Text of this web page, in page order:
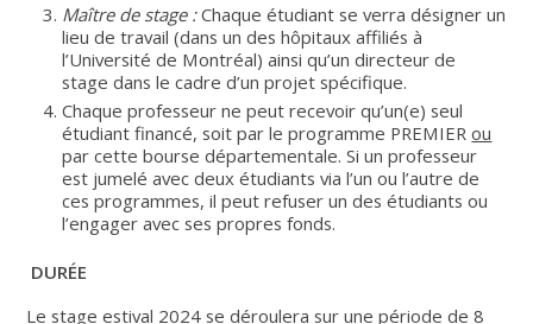
Maître de stage :Chaque étudiant se verra désigner un
lieu de travail (dans un des hôpitaux affiliés à
l’Université de Montréal) ainsi qu’un directeur de
stage dans le cadre d’un projet spécifique.
Chaque professeur ne peut recevoir qu’un(e) seul
étudiant financé, soit par le programme PREMIERou
par cette bourse départementale. Si un professeur
est jumelé avec deux étudiants via l’un ou l’autre de
ces programmes, il peut refuser un des étudiants ou
l’engager avec ses propres fonds.
DURÉE
Le stage estival 2024 se déroulera sur une période de 8